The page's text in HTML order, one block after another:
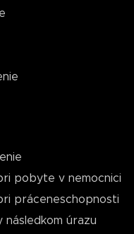
pobyte v nemocnici
práceneschopnosti
následkom úrazu